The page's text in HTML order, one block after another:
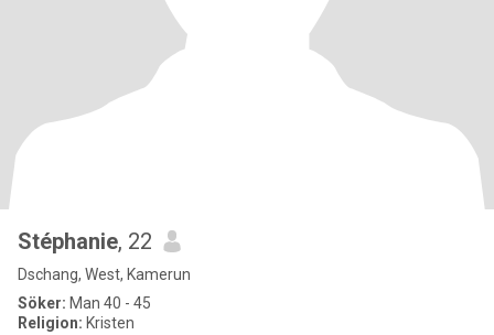
Stéphanie, 22
Dschang, West, Kamerun
Söker: Man 40 - 45
Religion: Kristen